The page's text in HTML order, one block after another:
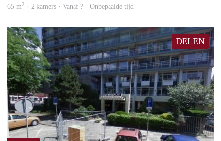
65 m2 · 2 kamers · Vanaf ? - Onbepaalde tijd
DELEN